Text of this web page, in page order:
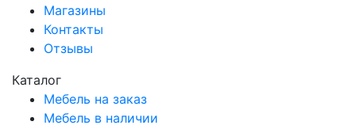
Магазины
Контакты
Отзывы
Каталог
Мебель на заказ
Мебель в наличии